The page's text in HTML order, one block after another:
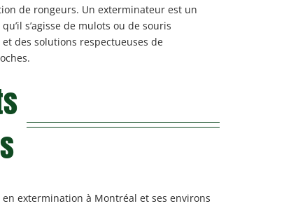
de rongeurs. Un exterminateur est un
s’agisse de mulots ou de souris
des solutions respectueuses de
extermination à Montréal et ses environs